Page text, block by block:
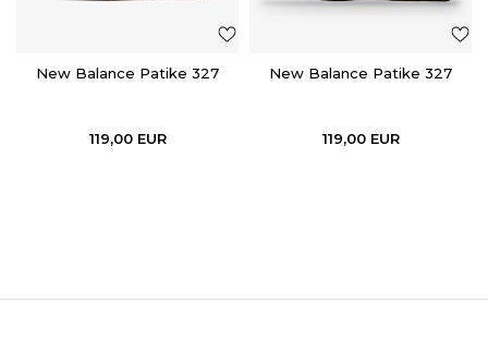
New Balance Patike 327
119,00 EUR
New Balance Patike 327
119,00 EUR